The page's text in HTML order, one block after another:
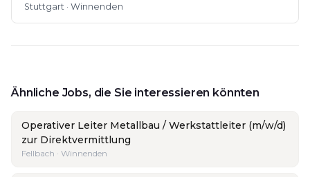
Stuttgart · Winnenden
Ähnliche Jobs, die Sie interessieren könnten
Operativer Leiter Metallbau / Werkstattleiter (m/w/d)
zur Direktvermittlung
Fellbach · Winnenden